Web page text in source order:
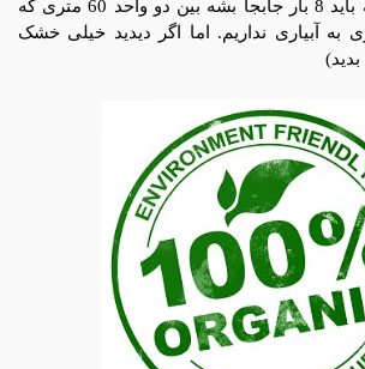
ساختیم. کل مجموعه باید 8 بار جابجا بشه بین دو واحد 60 متری که
به آبیاری نداریم. اما اگر دیدید خیلی خشک